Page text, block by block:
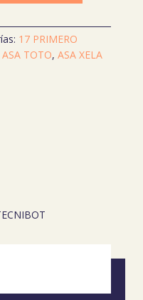
17 PRIMERO
ASA TOTO, ASA XELA